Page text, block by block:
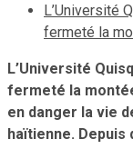
L’Université
fermeté la
L’Université
fermeté la
en danger la vie
haïtienne.